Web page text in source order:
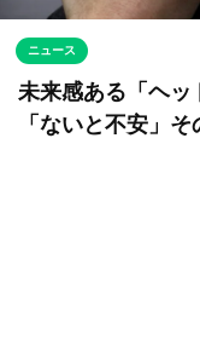
ニュース
未来感ある「ヘッ
「ないと不安」